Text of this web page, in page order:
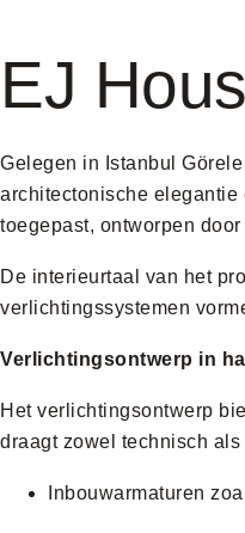
EJ
Gelegen in Istanbul
architectonische
toegepast, ontworpen
De interieurtaal van het
verlichtingssystemen
Verlichtingsontwerp in
Het verlichtingsontwerp
draagt zowel technisch
Inbouwarmaturen